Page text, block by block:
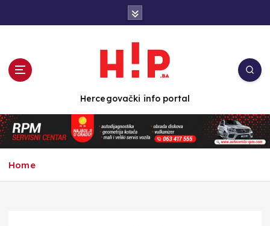
n
t
e
Hercegovački info portal
Home